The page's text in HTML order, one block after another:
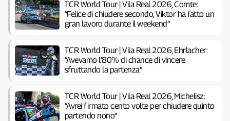
TCR World Tour | Vila Real 2026, Comte:
“Felice di chiudere secondo, Viktor ha fatto un
gran lavoro durante il weekend”
TCR World Tour | Vila Real 2026, Ehrlacher:
“Avevamo l’80% di chance di vincere
sfruttando la partenza”
TCR World Tour | Vila Real 2026, Michelisz:
“Avrei firmato cento volte per chiudere quinto
partendo nono”